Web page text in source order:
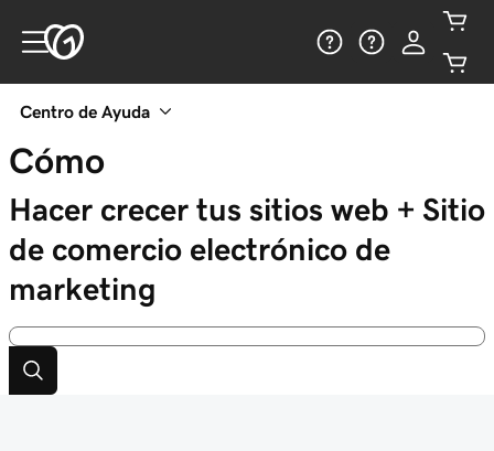
Centro de Ayuda
Cómo
Hacer crecer tus sitios web + Sitio
de comercio electrónico de
marketing